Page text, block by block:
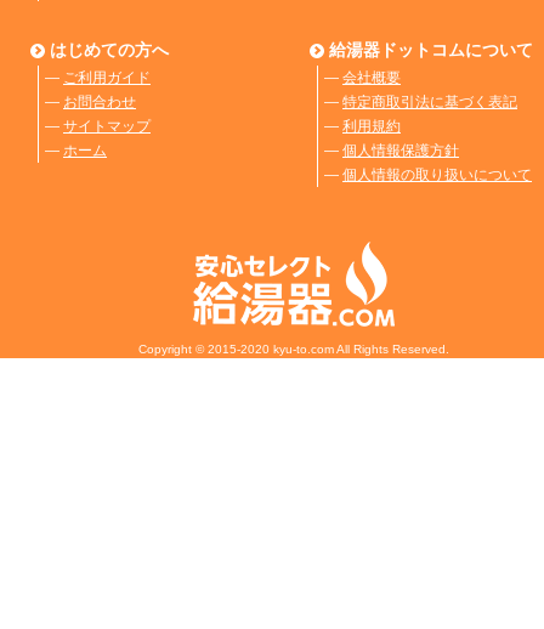
はじめての方へ
― ご利用ガイド
― お問合わせ
― サイトマップ
― ホーム
給湯器ドットコムについて
― 会社概要
― 特定商取引法に基づく表記
― 利用規約
― 個人情報保護方針
― 個人情報の取り扱いについて
Copyright © 2015-2020 kyu-to.com All Rights Reserved.